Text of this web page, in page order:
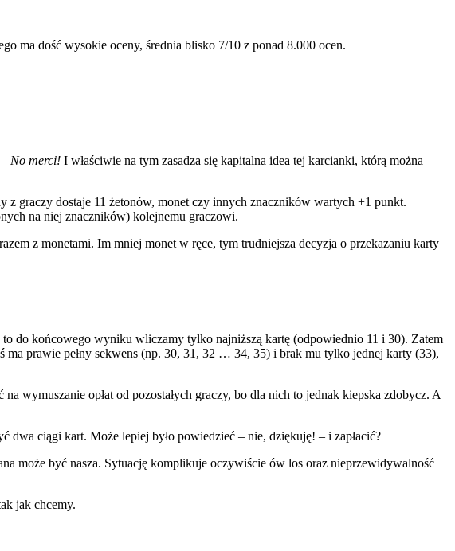
ma dość wysokie oceny, średnia blisko 7/10 z ponad 8.000 ocen.
No merci! I właściwie na tym zasadza się kapitalna idea tej karcianki, którą można
graczy dostaje 11 żetonów, monet czy innych znaczników wartych +1 punkt.
na niej znaczników) kolejnemu graczowi.
z monetami. Im mniej monet w ręce, tym trudniejsza decyzja o przekazaniu karty
do końcowego wyniku wliczamy tylko najniższą kartę (odpowiednio 11 i 30). Zatem
prawie pełny sekwens (np. 30, 31, 32 … 34, 35) i brak mu tylko jednej karty (33),
wymuszanie opłat od pozostałych graczy, bo dla nich to jednak kiepska zdobycz. A
dwa ciągi kart. Może lepiej było powiedzieć – nie, dziękuję! – i zapłacić?
może być nasza. Sytuację komplikuje oczywiście ów los oraz nieprzewidywalność
jak chcemy.